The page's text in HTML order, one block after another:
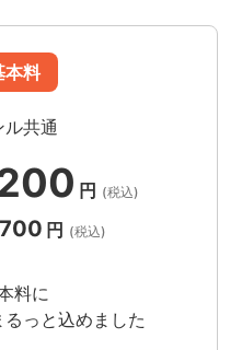
本料
共通
円 (税込)
円 (税込)
料に
っと込めました